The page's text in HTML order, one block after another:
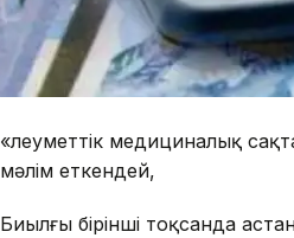
«Әлеуметтік медициналық
мәлім еткендей,
Биылғы бірінші тоқсанда